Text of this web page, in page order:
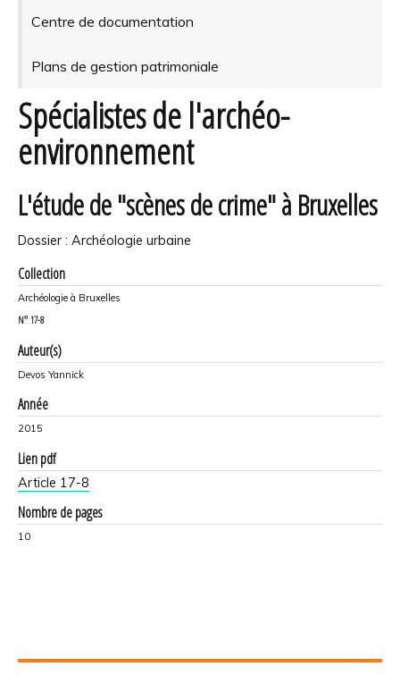
Centre de documentation
Plans de gestion patrimoniale
Spécialistes de l'archéo-
environnement
L'étude de "scènes de crime" à Bruxelles
Dossier : Archéologie urbaine
Collection
Archéologie à Bruxelles
N° 17-8
Auteur(s)
Devos Yannick
Année
2015
Lien pdf
Article 17-8
Nombre de pages
10